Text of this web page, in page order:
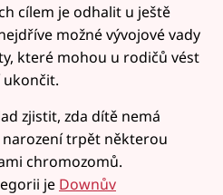
cílem je odhalit u ještě
možné vývojové vady
které mohou u rodičů vést
zjistit, zda dítě nemá
trpět některou
chromozomů.
je Downův